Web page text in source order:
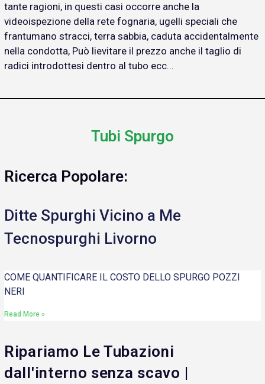
tante ragioni, in questi casi occorre anche la
videoispezione della rete fognaria, ugelli speciali che
frantumano stracci, terra sabbia, caduta accidentalmente
nella condotta, Può lievitare il prezzo anche il taglio di
radici introdottesi dentro al tubo ecc...
Tubi Spurgo
Ricerca Popolare:
Ditte Spurghi Vicino a Me
Tecnospurghi Livorno
COME QUANTIFICARE IL COSTO DELLO SPURGO POZZI
NERI
Read More »
Ripariamo Le Tubazioni
dall'interno senza scavo |